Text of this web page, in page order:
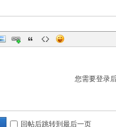
您需要登录
回帖后跳转到最后一页